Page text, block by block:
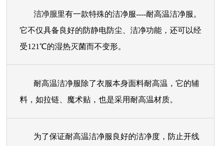
洁净服里有一款特殊的洁净服----耐高温洁净服。
它不仅具备良好的防静电防尘、洁净功能，还可以经
受121℃的湿热灭菌而不变形。
耐高温洁净服除了衣服本身面料耐高温，它的辅
料，如拉链、魔术贴，也是采用耐高温材质。
为了保证耐高温洁净服良好的洁净度，防止开线